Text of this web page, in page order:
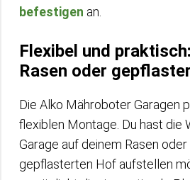
befestigen an.
Flexibel und
Rasen oder
Die Alko Mähroboter Garagen
flexiblen Montage. Du hast die
Garage auf deinem Rasen
gepflasterten Hof aufstellen